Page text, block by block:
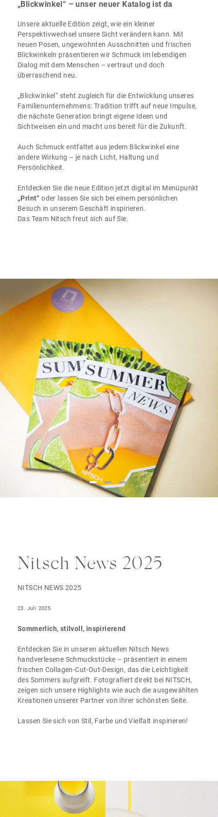
„Blickwinkel“ – unser neuer Katalog ist da
Unsere aktuelle Edition zeigt, wie ein kleiner
Perspektivwechsel unsere Sicht verändern kann. Mit
neuen Posen, ungewohnten Ausschnitten und frischen
Blickwinkeln präsentieren wir Schmuck im lebendigen
Dialog mit dem Menschen – vertraut und doch
überraschend neu.
„Blickwinkel“ steht zugleich für die Entwicklung unseres
Familienunternehmens: Tradition trifft auf neue Impulse,
die nächste Generation bringt eigene Ideen und
Sichtweisen ein und macht uns bereit für die Zukunft.
Auch Schmuck entfaltet aus jedem Blickwinkel eine
andere Wirkung – je nach Licht, Haltung und
Persönlichkeit.
Entdecken Sie die neue Edition jetzt digital im Menüpunkt
„Print“ oder lassen Sie sich bei einem persönlichen
Besuch in unserem Geschäft inspirieren.
Das Team Nitsch freut sich auf Sie.
Nitsch News 2025
NITSCH NEWS 2025
23. Juli 2025
Sommerlich, stilvoll, inspirierend
Entdecken Sie in unseren aktuellen Nitsch News
handverlesene Schmuckstücke – präsentiert in einem
frischen Collagen-Cut-Out-Design, das die Leichtigkeit
des Sommers aufgreift. Fotografiert direkt bei NITSCH,
zeigen sich unsere Highlights wie auch die ausgewählten
Kreationen unserer Partner von ihrer schönsten Seite.
Lassen Sie sich von Stil, Farbe und Vielfalt inspirieren!